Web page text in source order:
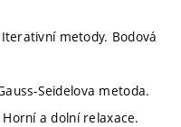
metody. Bodová
Seidelova metoda.
a dolní relaxace.